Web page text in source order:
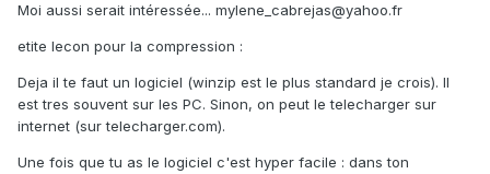
Moi aussi serait intéressée... mylene_cabrejas@yahoo.fr
etite lecon pour la compression :
Deja il te faut un logiciel (winzip est le plus standard je crois). Il
est tres souvent sur les PC. Sinon, on peut le telecharger sur
internet (sur telecharger.com).
Une fois que tu as le logiciel c'est hyper facile : dans ton